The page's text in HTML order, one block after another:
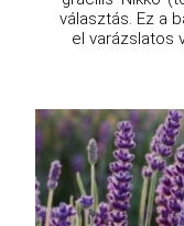
választás. Ez a
el varázslatos